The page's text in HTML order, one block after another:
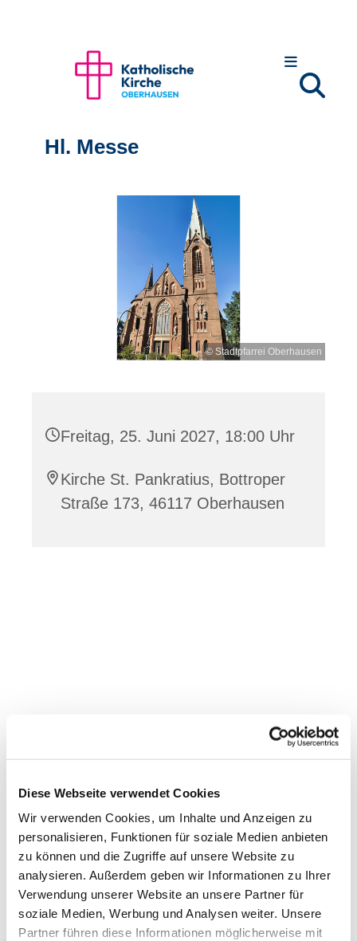
Diese Webseite verwendet Cookies
Wir verwenden Cookies, um Inhalte und Anzeigen zu
personalisieren, Funktionen für soziale Medien anbieten
zu können und die Zugriffe auf unsere Website zu
analysieren. Außerdem geben wir Informationen zu Ihrer
Verwendung unserer Website an unsere Partner für
soziale Medien, Werbung und Analysen weiter. Unsere
Partner führen diese Informationen möglicherweise mit
Hl. Messe
© Stadtpfarrei Oberhausen
Freitag, 25. Juni 2027, 18:00 Uhr
Kirche St. Pankratius, Bottroper
Straße 173, 46117 Oberhausen
Dies könnte Sie auch
interessieren